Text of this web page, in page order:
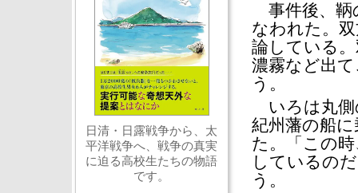
事件後、鞆
なわれた。
論している
濃霧など出
う。
いろは丸側
紀州藩の船
た。「この
しているの
う。
日清・日露戦争から、太
平洋戦争へ、戦争の真実
に迫る高校生たちの物語
です。